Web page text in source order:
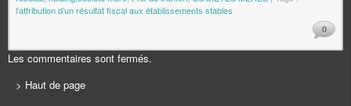
l’attribution d’un résultat fiscal aux établissements stables
0
Les commentaires sont fermés.
> Haut de page